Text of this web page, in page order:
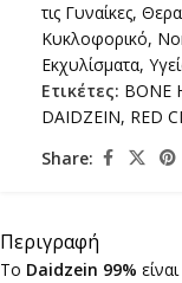
τις Γυναίκες,
Κυκλοφορικό,
Εκχυλίσματα,
Ετικέτες: BONE
DAIDZEIN, RED
Share:
Περιγραφή
Το Daidzein 99%